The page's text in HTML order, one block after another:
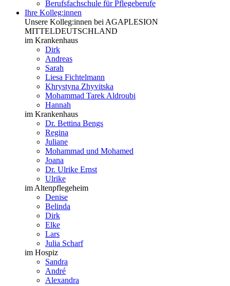
Berufsfachschule für Pflegeberufe
Ihre Kolleg:innen
Unsere Kolleg:innen bei AGAPLESION
MITTELDEUTSCHLAND
im Krankenhaus
Dirk
Andreas
Sarah
Liesa Fichtelmann
Khrystyna Zhyvitska
Mohammad Tarek Aldroubi
Hannah
im Krankenhaus
Dr. Bettina Bengs
Regina
Juliane
Mohammad und Mohamed
Joana
Dr. Ulrike Ernst
Ulrike
im Altenpflegeheim
Denise
Belinda
Dirk
Elke
Lars
Julia Scharf
im Hospiz
Sandra
André
Alexandra